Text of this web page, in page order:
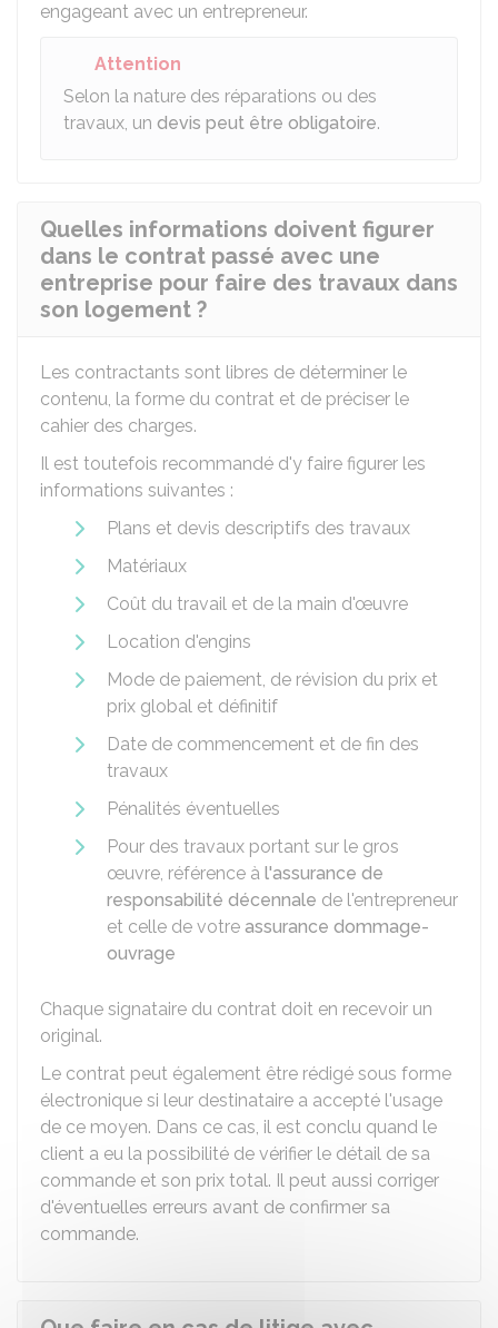
engageant avec un entrepreneur.
Attention
Selon la nature des réparations ou des
travaux, un devis peut être obligatoire.
Quelles informations doivent figurer
dans le contrat passé avec une
entreprise pour faire des travaux dans
son logement ?
Les contractants sont libres de déterminer le
contenu, la forme du contrat et de préciser le
cahier des charges.
Il est toutefois recommandé d'y faire figurer les
informations suivantes :
Plans et devis descriptifs des travaux
Matériaux
Coût du travail et de la main d'œuvre
Location d'engins
Mode de paiement, de révision du prix et
prix global et définitif
Date de commencement et de fin des
travaux
Pénalités éventuelles
Pour des travaux portant sur le gros
œuvre, référence à l'assurance de
responsabilité décennale de l'entrepreneur
et celle de votre assurance dommage-
ouvrage
Chaque signataire du contrat doit en recevoir un
original.
Le contrat peut également être rédigé sous forme
électronique si leur destinataire a accepté l'usage
de ce moyen. Dans ce cas, il est conclu quand le
client a eu la possibilité de vérifier le détail de sa
commande et son prix total. Il peut aussi corriger
d'éventuelles erreurs avant de confirmer sa
commande.